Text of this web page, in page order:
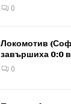
0
Локомотив
завършиха 0:0
0